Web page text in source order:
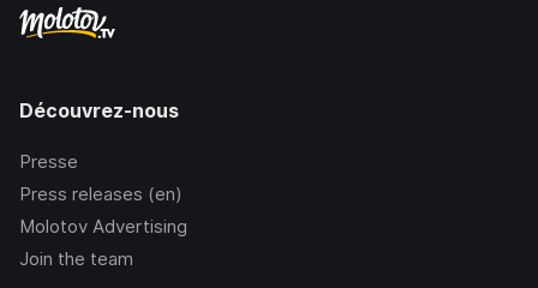
Découvrez-nous
Presse
Press releases (en)
Molotov Advertising
Join the team